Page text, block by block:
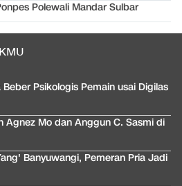
Polewali Mandar Sulbar
Psikologis Pemain usai Digilas
Agnez Mo dan Anggun C. Sasmi di
Banyuwangi, Pemeran Pria Jadi